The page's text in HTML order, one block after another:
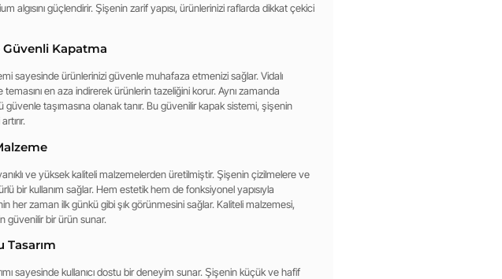
algısını güçlendirir. Şişenin zarif yapısı, ürünlerinizi raflarda dikkat çekici
Güvenli Kapatma
sayesinde ürünlerinizi güvenle muhafaza etmenizi sağlar. Vidalı
en aza indirerek ürünlerin tazeliğini korur. Aynı zamanda
güvenle taşımasına olanak tanır. Bu güvenilir kapak sistemi, şişenin
ve yüksek kaliteli malzemelerden üretilmiştir. Şişenin çizilmelere ve
bir kullanım sağlar. Hem estetik hem de fonksiyonel yapısıyla
her zaman ilk günkü gibi şık görünmesini sağlar. Kaliteli malzemesi,
güvenilir bir ürün sunar.
Tasarım
sayesinde kullanıcı dostu bir deneyim sunar. Şişenin küçük ve hafif